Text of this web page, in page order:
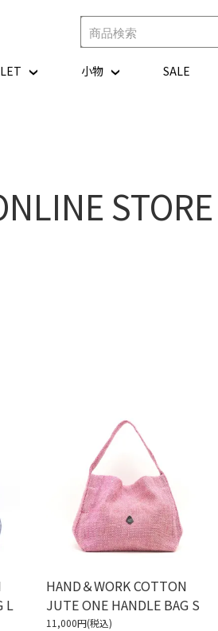
小物 SALE
STORE
L
HAND＆WORK COTTON
JUTE ONE HANDLE BAG S
11,000円(税込)